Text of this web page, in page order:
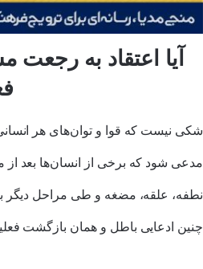
آیا اعتقاد به
شکی نیست که قوا و توان‌های هر
مدعی شود که برخی از انسان‌ها بعد
نطفه، علقه، مضغه و طی مراحل دیگر
چنین ادعایی باطل و همان بازگشت